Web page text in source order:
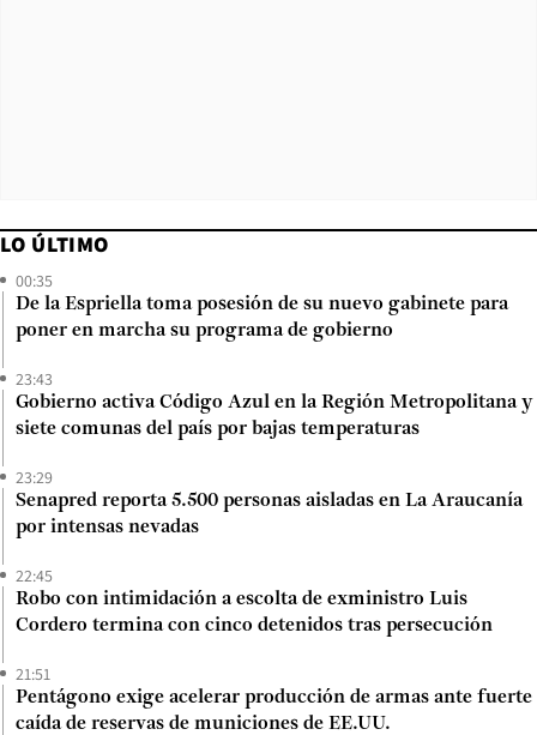
LO ÚLTIMO
00:35
De la Espriella toma posesión de su nuevo gabinete para
poner en marcha su programa de gobierno
23:43
Gobierno activa Código Azul en la Región Metropolitana y
siete comunas del país por bajas temperaturas
23:29
Senapred reporta 5.500 personas aisladas en La Araucanía
por intensas nevadas
22:45
Robo con intimidación a escolta de exministro Luis
Cordero termina con cinco detenidos tras persecución
21:51
Pentágono exige acelerar producción de armas ante fuerte
caída de reservas de municiones de EE.UU.